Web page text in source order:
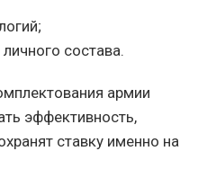
состава.
армии
эффективность,
ставку именно на